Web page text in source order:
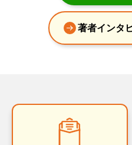
著者インタ